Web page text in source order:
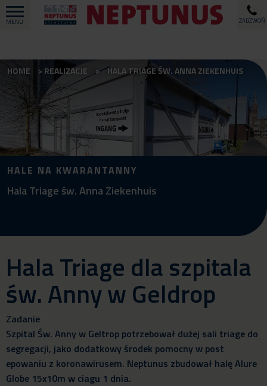
MENU ZADZWOŃ
HOME REALIZACJE HALA TRIAGE ŚW. ANNA ZIEKENHUIS
HALE NA KWARANTANNY
Hala Triage św. Anna Ziekenhuis
Hala Triage dla szpitala
św. Anny w Geldrop
Zadanie
Szpital Św. Anny w Geltrop potrzebował dużej sali triage do
segregacji, jako dodatkowy środek pomocny w post
epowaniu z koronawirusem. Neptunus zbudował halę Alure
Globe 15x10m w ciagu 1 dnia.